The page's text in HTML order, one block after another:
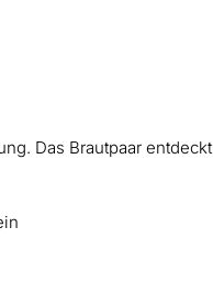
Das Brautpaar entdeckt